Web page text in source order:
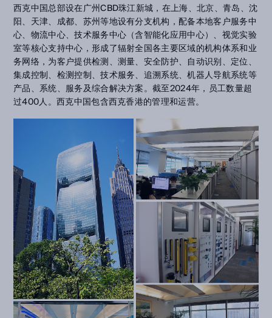
西克中国总部设在广州CBD珠江新城，在上海、北京、青岛、沈
阳、天津、成都、苏州等地设有分支机构，配备本地客户服务中
心、物流中心、技术服务中心（含智能化应用中心）、视觉实验
室等核心支持中心，形成了辐射全国各主要区域的机构体系和业
务网络，为客户提供检测、测量、安全防护、自动识别、定位、
集成控制、检测控制、技术服务、追溯系统、机器人导航系统等
产品、系统、服务及综合解决方案。截至2024年，员工数量超
过400人。西克中国包含西克香港的管理和运营。